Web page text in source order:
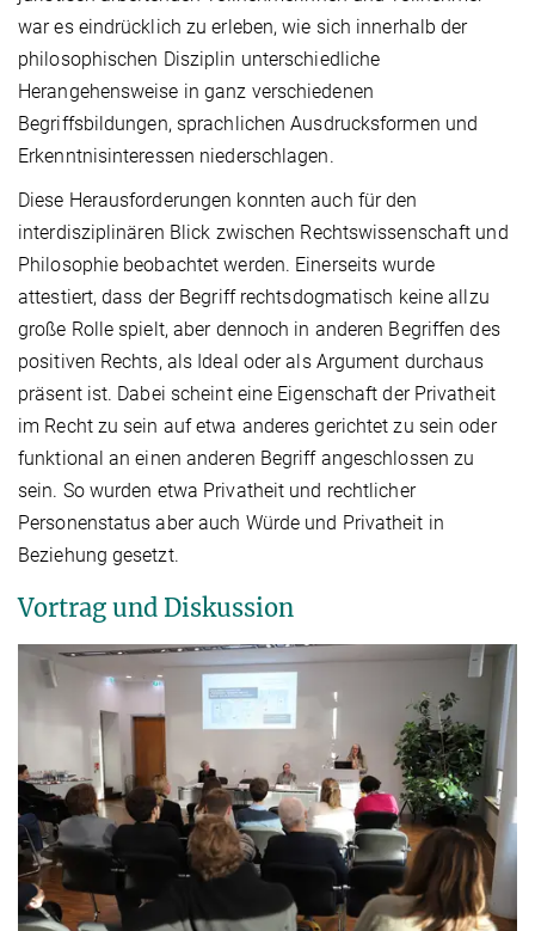
war es eindrücklich zu erleben, wie sich innerhalb der
philosophischen Disziplin unterschiedliche
Herangehensweise in ganz verschiedenen
Begriffsbildungen, sprachlichen Ausdrucksformen und
Erkenntnisinteressen niederschlagen.
Diese Herausforderungen konnten auch für den
interdisziplinären Blick zwischen Rechtswissenschaft und
Philosophie beobachtet werden. Einerseits wurde
attestiert, dass der Begriff rechtsdogmatisch keine allzu
große Rolle spielt, aber dennoch in anderen Begriffen des
positiven Rechts, als Ideal oder als Argument durchaus
präsent ist. Dabei scheint eine Eigenschaft der Privatheit
im Recht zu sein auf etwa anderes gerichtet zu sein oder
funktional an einen anderen Begriff angeschlossen zu
sein. So wurden etwa Privatheit und rechtlicher
Personenstatus aber auch Würde und Privatheit in
Beziehung gesetzt.
Vortrag und Diskussion